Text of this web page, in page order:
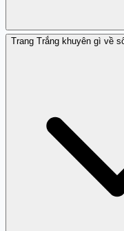
Số này thường dùng
Trang Trắng khuyên gì về